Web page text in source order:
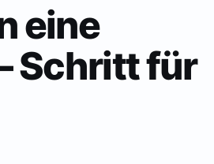
eine
Schritt für